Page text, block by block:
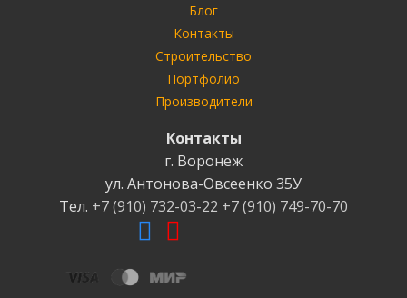
Блог
Контакты
Строительство
Портфолио
Производители
Контакты
г. Воронеж
ул. Антонова-Овсеенко 35У
Тел. +7 (910) 732-03-22 +7 (910) 749-70-70